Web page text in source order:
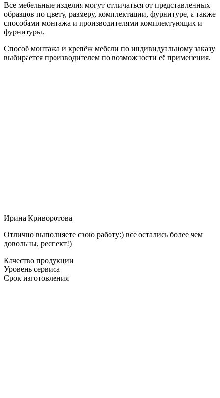
Все мебельные изделия могут отличаться от представленных
образцов по цвету, размеру, комплектации, фурнитуре, а также
способами монтажа и производителями комплектующих и
фурнитуры.
Способ монтажа и крепёж мебели по индивидуальному заказу
выбирается производителем по возможности её применения.
Ирина Криворотова
Отлично выполняете свою работу:) все остались более чем
довольны, респект!)
Качество продукции
Уровень сервиса
Срок изготовления